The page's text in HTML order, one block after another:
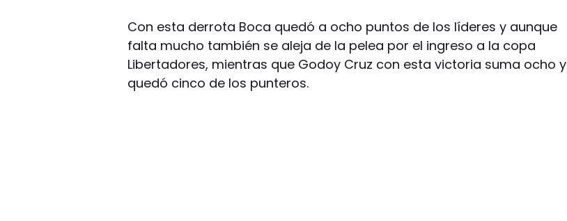
Con esta derrota Boca quedó a ocho puntos de los líderes y aunque
falta mucho también se aleja de la pelea por el ingreso a la copa
Libertadores, mientras que Godoy Cruz con esta victoria suma ocho y
quedó cinco de los punteros.